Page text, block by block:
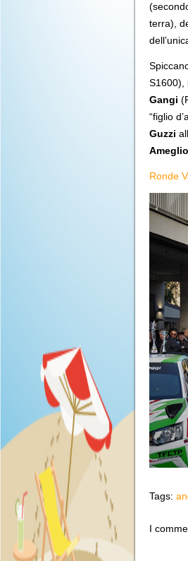
terra),
S1600),
Gangi
“figlio
Guzzi
Ronde
Tags:
I